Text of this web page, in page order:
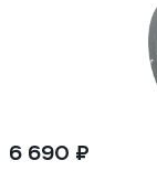
6 690 ₽